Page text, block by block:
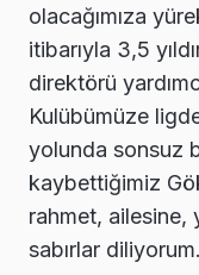
olacağımıza
itibarıyla 3,5
direktörü
Kulübümüze
yolunda sonsuz
kaybettiğimiz
rahmet, ailesine,
sabırlar